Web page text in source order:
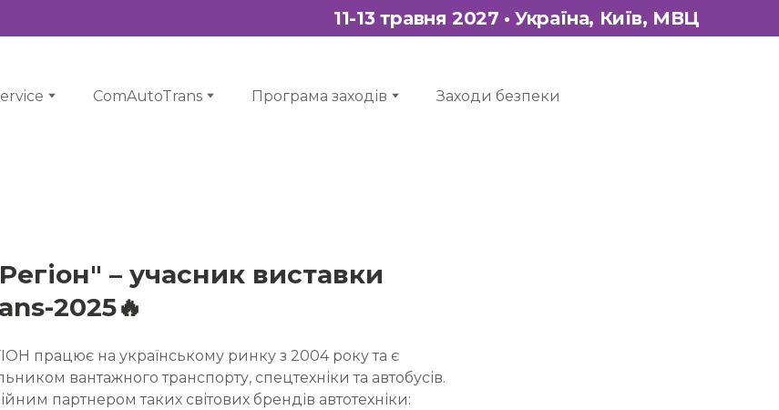
11-13 травня 2027 • Україна, Київ, МВЦ
ComAutoTrans Програма заходів Заходи безпеки
– учасник виставки
2025🔥
працює на українському ринку з 2004 року та є
вантажного транспорту, спецтехніки та автобусів.
партнером таких світових брендів автотехніки: